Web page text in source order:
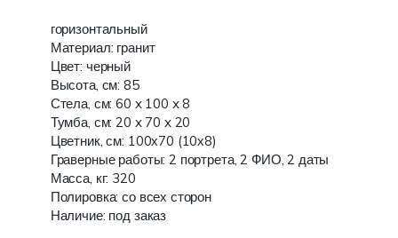
горизонтальный
Материал: гранит
Цвет: черный
Высота, см: 85
Стела, см: 60 x 100 x 8
Тумба, см: 20 x 70 x 20
Цветник, см: 100х70 (10х8)
Граверные работы: 2 портрета, 2 ФИО, 2 даты
Масса, кг: 320
Полировка: со всех сторон
Наличие: под заказ